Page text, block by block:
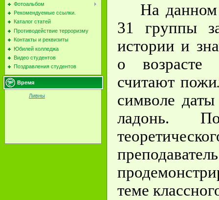
Фотоальбом
Рекомендуемые ссылки.
Каталог статей
Противодействие терроризму
Контакты и реквизиты
Юбилей колледжа
Видео студентов
Поздравления студентов
Время
Ливны
На данном
31 группы
истории и
о возрасте
считают
символе
ладонь.
теме